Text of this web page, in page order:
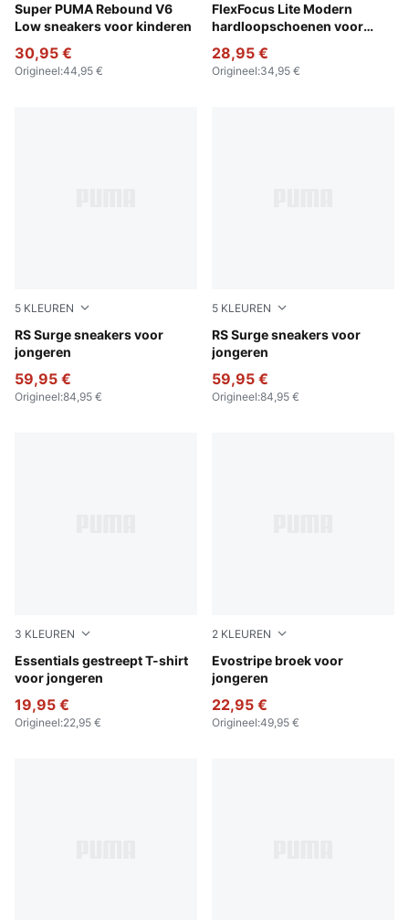
Super PUMA Rebound V6
Low sneakers voor kinderen
PUMA Black-PUMA White-Emerald Ice-Archive Green
30,95 €
Origineel:44,95 €
FlexFocus Lite Modern
hardloopschoenen voor
PUMA Black-Flat Dark Gray
28,95 €
Origineel:34,95 €
5 KLEUREN
RS Surge sneakers voor
jongeren
PUMA Black-Smokey Gray
59,95 €
Origineel:84,95 €
5 KLEUREN
RS Surge sneakers voor
jongeren
PUMA White-Cool Light
59,95 €
Origineel:84,95 €
3 KLEUREN
Essentials gestreept T-shirt
voor jongeren
Vibrant Green
19,95 €
Origineel:22,95 €
2 KLEUREN
Evostripe broek voor
jongeren
Puma Black
22,95 €
Origineel:49,95 €